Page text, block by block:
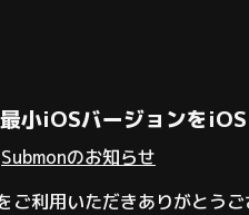
最小iOSバージョンを
Submonのお知らせ
ご利用いただきありがとう